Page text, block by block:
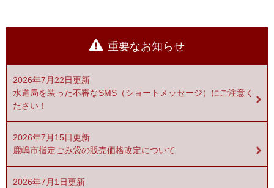
重要なお知らせ
2026年7月22日更新
水道局を装った不審なSMS（ショートメッセージ）にご注意く
ださい！
2026年7月15日更新
鹿嶋市指定ごみ袋の販売価格改定について
2026年7月1日更新